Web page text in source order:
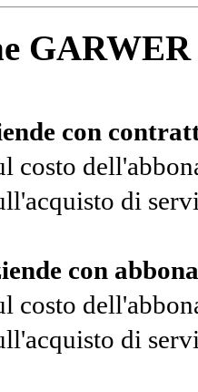
con
costo
di
con
costo
di